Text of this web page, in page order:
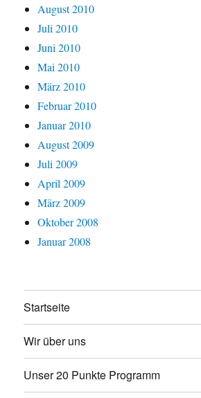
August 2010
Juli 2010
Juni 2010
Mai 2010
März 2010
Februar 2010
Januar 2010
August 2009
Juli 2009
April 2009
März 2009
Oktober 2008
Januar 2008
Startseite
Wir über uns
Unser 20 Punkte Programm